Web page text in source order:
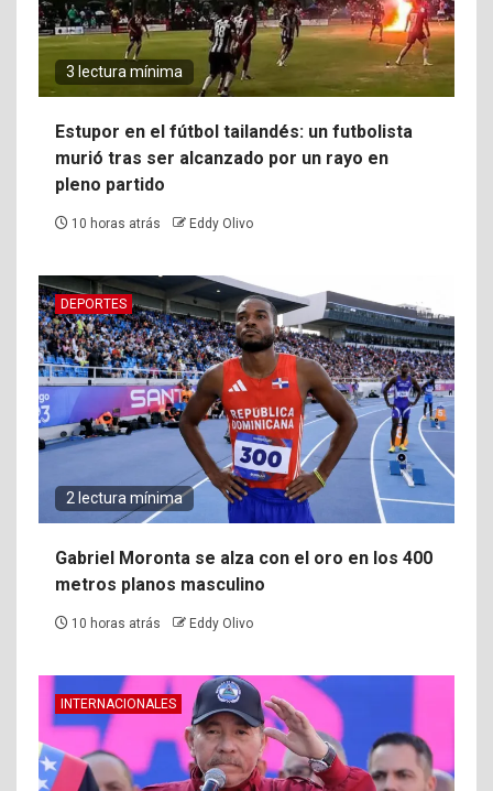
3 lectura mínima
Estupor en el fútbol tailandés: un futbolista
murió tras ser alcanzado por un rayo en
pleno partido
10 horas atrás Eddy Olivo
DEPORTES
2 lectura mínima
Gabriel Moronta se alza con el oro en los 400
metros planos masculino
10 horas atrás Eddy Olivo
INTERNACIONALES